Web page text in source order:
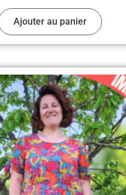
Ajouter au panier